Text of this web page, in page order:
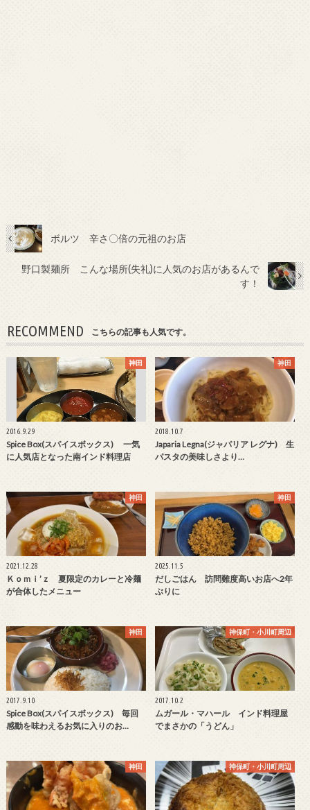
ボルツ 辛さ〇倍の元祖のお店
野口製麺所 こんな場所(失礼)に人気のお店があるんで
す！
RECOMMEND こちらの記事も人気です。
神田
2016.9.29
Spice Box(スパイスボックス) 一気
に人気店となった南インド料理店
神田
2018.10.7
Japaria Legna(ジャパリア レグナ) 生
パスタの美味しさより…
神田
2021.12.28
Ｋｏｍｉ’ｚ 夏限定のカレーと冷麺
が合体したメニュー
神田
2025.11.5
だしごはん 訪問難度高いお店へ2年
ぶりに
神田
2017.9.10
Spice Box(スパイスボックス) 毎回
感動を味わえるお気に入りのお…
神保町・小川町周辺
2017.10.2
ムガール・マハール インド料理屋
でまさかの「うどん」
神田 神保町・小川町周辺